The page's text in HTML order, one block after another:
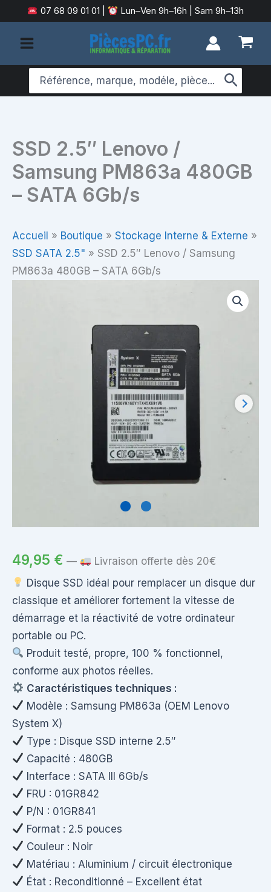
au
contenu
07 68 09 01 01 Lun–Ven 9h–16h | Sam 9h–13h
Search
for:
SSD 2.5″ Lenovo /
Samsung PM863a 480GB
– SATA 6Gb/s
Accueil » Boutique » Stockage Interne & Externe »
SSD SATA 2.5" » SSD 2.5″ Lenovo / Samsung
PM863a 480GB – SATA 6Gb/s
49,95 € —
Livraison offerte dès 20€
Disque SSD idéal pour remplacer un disque dur
classique et améliorer fortement la vitesse de
démarrage et la réactivité de votre ordinateur
portable ou PC.
Produit testé, propre, 100 % fonctionnel,
conforme aux photos réelles.
Caractéristiques techniques :
Modèle : Samsung PM863a (OEM Lenovo
System X)
Type : Disque SSD interne 2.5″
Capacité : 480GB
Interface : SATA III 6Gb/s
FRU : 01GR842
P/N : 01GR841
Format : 2.5 pouces
Couleur : Noir
Matériau : Aluminium / circuit électronique
État : Reconditionné – Excellent état